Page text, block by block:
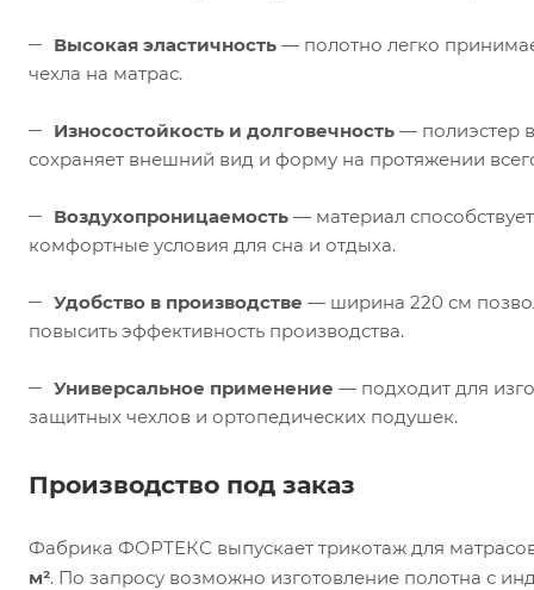
Высокая эластичность — полотно легко
чехла на матрас.
Износостойкость и долговечность — полиэстер
сохраняет внешний вид и форму на протяжении
Воздухопроницаемость — материал
комфортные условия для сна и отдыха.
Удобство в производстве — ширина 220 см
повысить эффективность производства.
Универсальное применение — подходит для
защитных чехлов и ортопедических подушек.
Производство под заказ
Фабрика ФОРТЕКС выпускает трикотаж для
м². По запросу возможно изготовление полотна с